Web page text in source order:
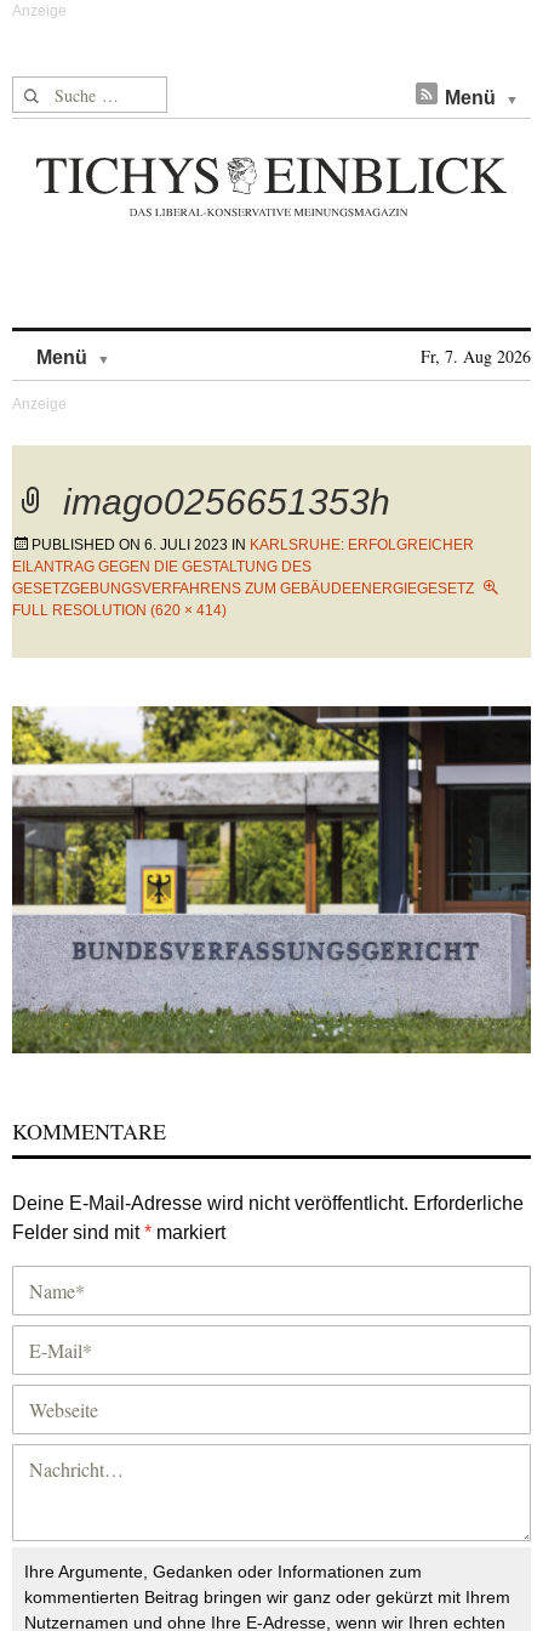
Suche nach: Menü
Menü Fr, 7. Aug 2026
imago0256651353h
PUBLISHED ON 6. JULI 2023 IN KARLSRUHE: ERFOLGREICHER
EILANTRAG GEGEN DIE GESTALTUNG DES
GESETZGEBUNGSVERFAHRENS ZUM GEBÄUDEENERGIEGESETZ
FULL RESOLUTION (620 × 414)
KOMMENTARE
Deine E-Mail-Adresse wird nicht veröffentlicht. Erforderliche
Felder sind mit* markiert
Ihre Argumente, Gedanken oder Informationen zum
kommentierten Beitrag bringen wir ganz oder gekürzt mit Ihrem
Nutzernamen und ohne Ihre E-Adresse, wenn wir Ihren echten